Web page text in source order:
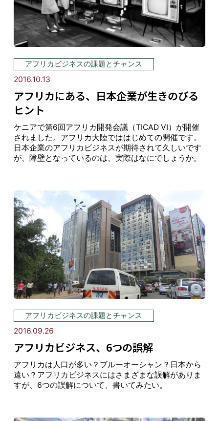
アフリカビジネスの課題とチャンス
2016.10.13
アフリカにある、日本企業が生きのびる
ヒント
ケニアで第6回アフリカ開発会議（TICAD VI）が開催
されました。アフリカ大陸でははじめての開催です。
日本企業のアフリカビジネスが期待されて久しいです
が、障壁となっているのは、実際はなにでしょうか。
アフリカビジネスの課題とチャンス
2016.09.26
アフリカビジネス、6つの誤解
アフリカは人口が多い？ブルーオーシャン？日本から
遠い？アフリカビジネスにはさまざまな誤解がありま
すが、6つの誤解について、書いてみたい。